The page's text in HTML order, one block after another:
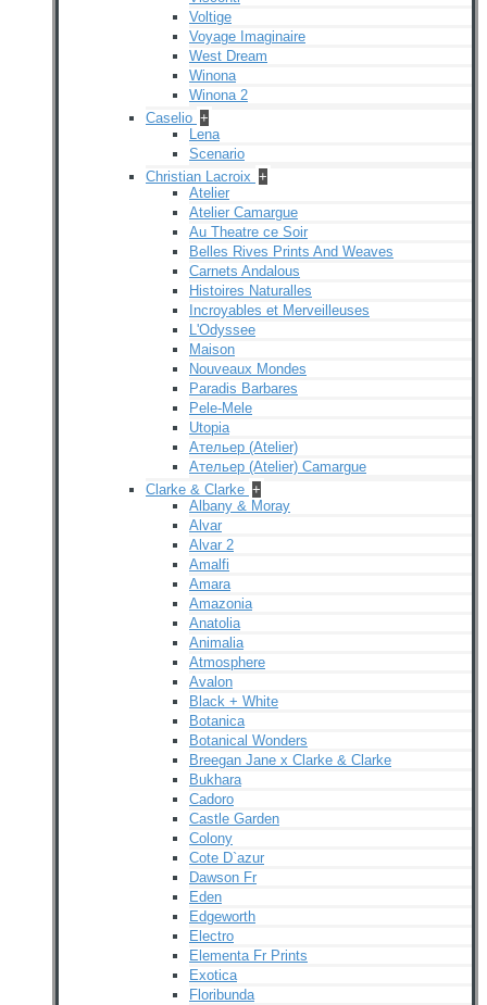
Voltige
Voyage Imaginaire
West Dream
Winona
Winona 2
Caselio +
Lena
Scenario
Christian Lacroix +
Atelier
Atelier Camargue
Au Theatre ce Soir
Belles Rives Prints And Weaves
Carnets Andalous
Histoires Naturalles
Incroyables et Merveilleuses
L'Odyssee
Maison
Nouveaux Mondes
Paradis Barbares
Pele-Mele
Utopia
Ательер (Atelier)
Ательер (Atelier) Camargue
Clarke & Clarke +
Albany & Moray
Alvar
Alvar 2
Amalfi
Amara
Amazonia
Anatolia
Animalia
Atmosphere
Avalon
Black + White
Botanica
Botanical Wonders
Breegan Jane x Clarke & Clarke
Bukhara
Cadoro
Castle Garden
Colony
Cote D`azur
Dawson Fr
Eden
Edgeworth
Electro
Elementa Fr Prints
Exotica
Floribunda